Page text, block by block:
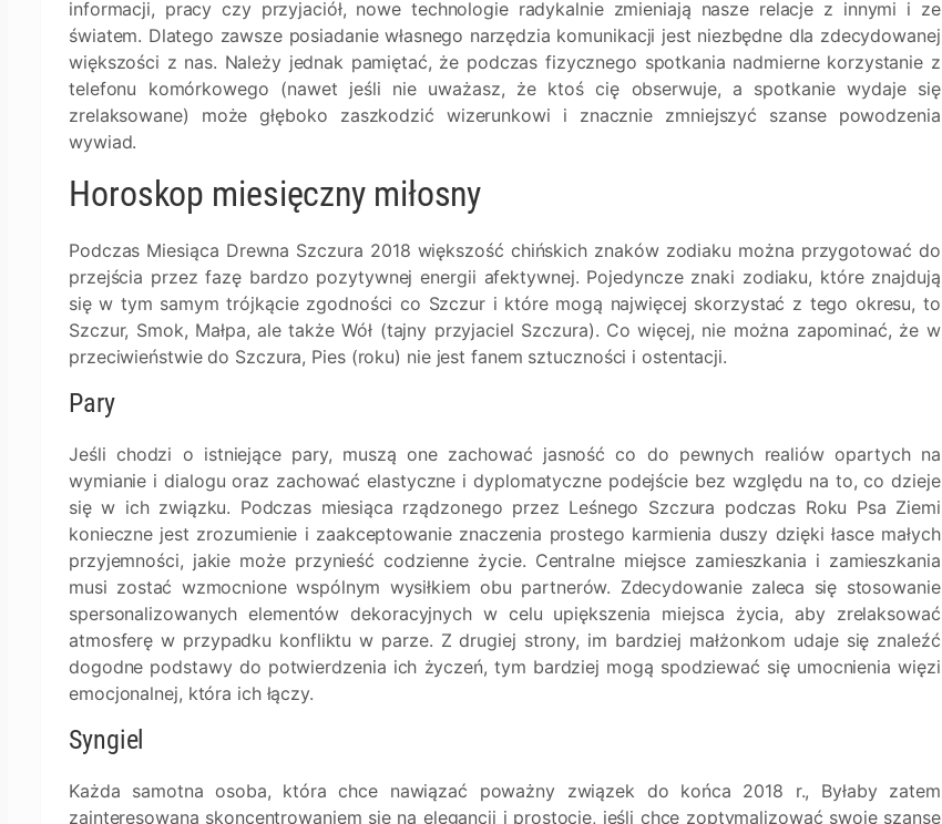
informacji, pracy czy przyjaciół, nowe technologie radykalnie zmieniają nasze relacje z innymi i ze
światem. Dlatego zawsze posiadanie własnego narzędzia komunikacji jest niezbędne dla zdecydowanej
większości z nas. Należy jednak pamiętać, że podczas fizycznego spotkania nadmierne korzystanie z
telefonu komórkowego (nawet jeśli nie uważasz, że ktoś cię obserwuje, a spotkanie wydaje się
zrelaksowane) może głęboko zaszkodzić wizerunkowi i znacznie zmniejszyć szanse powodzenia
wywiad.
Horoskop miesięczny miłosny
Podczas Miesiąca Drewna Szczura 2018 większość chińskich znaków zodiaku można przygotować do
przejścia przez fazę bardzo pozytywnej energii afektywnej. Pojedyncze znaki zodiaku, które znajdują
się w tym samym trójkącie zgodności co Szczur i które mogą najwięcej skorzystać z tego okresu, to
Szczur, Smok, Małpa, ale także Wół (tajny przyjaciel Szczura). Co więcej, nie można zapominać, że w
przeciwieństwie do Szczura, Pies (roku) nie jest fanem sztuczności i ostentacji.
Pary
Jeśli chodzi o istniejące pary, muszą one zachować jasność co do pewnych realiów opartych na
wymianie i dialogu oraz zachować elastyczne i dyplomatyczne podejście bez względu na to, co dzieje
się w ich związku. Podczas miesiąca rządzonego przez Leśnego Szczura podczas Roku Psa Ziemi
konieczne jest zrozumienie i zaakceptowanie znaczenia prostego karmienia duszy dzięki łasce małych
przyjemności, jakie może przynieść codzienne życie. Centralne miejsce zamieszkania i zamieszkania
musi zostać wzmocnione wspólnym wysiłkiem obu partnerów. Zdecydowanie zaleca się stosowanie
spersonalizowanych elementów dekoracyjnych w celu upiększenia miejsca życia, aby zrelaksować
atmosferę w przypadku konfliktu w parze. Z drugiej strony, im bardziej małżonkom udaje się znaleźć
dogodne podstawy do potwierdzenia ich życzeń, tym bardziej mogą spodziewać się umocnienia więzi
emocjonalnej, która ich łączy.
Syngiel
Każda samotna osoba, która chce nawiązać poważny związek do końca 2018 r., Byłaby zatem
zainteresowana skoncentrowaniem się na elegancji i prostocie, jeśli chce zoptymalizować swoje szanse